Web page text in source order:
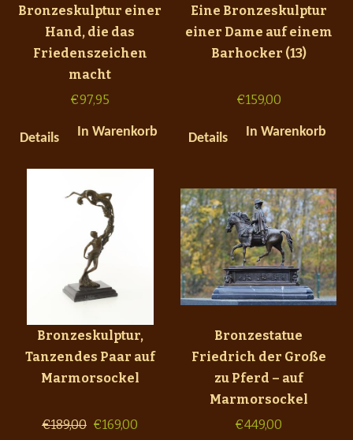
Bronzeskulptur einer
Hand, die das
Friedenszeichen
macht
€97,95
Details In Warenkorb
Eine Bronzeskulptur
einer Dame auf einem
Barhocker (13)
€159,00
Details In Warenkorb
Bronzeskulptur,
Tanzendes Paar auf
Marmorsockel
€189,00 €169,00
Bronzestatue
Friedrich der Große
zu Pferd – auf
Marmorsockel
€449,00